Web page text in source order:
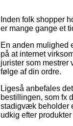
Inden folk shopper
er mange gange et
En anden mulighed
på at internet
jurister som mestrer
følge af din ordre.
Ligeså anbefales
bestillingen, som fx
stadigvæk beholder
udkig efter